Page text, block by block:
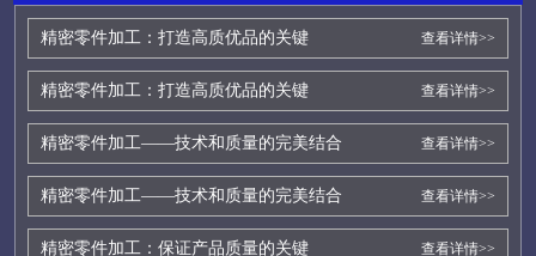
精密零件加工：打造高质优品的关键 查看详情>>
精密零件加工：打造高质优品的关键 查看详情>>
精密零件加工——技术和质量的完美结合 查看详情>>
精密零件加工——技术和质量的完美结合 查看详情>>
精密零件加工：保证产品质量的关键 查看详情>>